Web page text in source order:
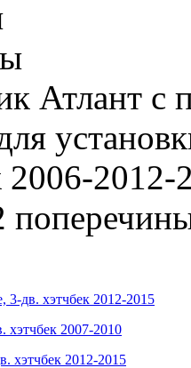
Атлант с
2006-2012-
3-дв. хэтчбек 2012-2015
хэтчбек 2007-2010
хэтчбек 2012-2015